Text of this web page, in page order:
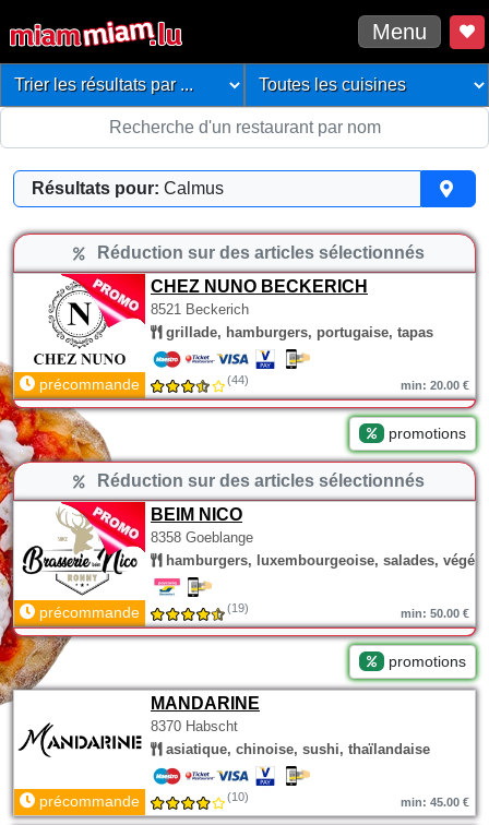
Menu
Résultats pour: Calmus
Réduction sur des articles sélectionnés
CHEZ NUNO BECKERICH
8521 Beckerich
grillade, hamburgers, portugaise, tapas
précommande (44) min: 20.00 €
promotions
Réduction sur des articles sélectionnés
BEIM NICO
8358 Goeblange
hamburgers, luxembourgeoise, salades,
précommande (19) min: 50.00 €
promotions
MANDARINE
8370 Habscht
asiatique, chinoise, sushi, thaïlandaise
précommande (10) min: 45.00 €